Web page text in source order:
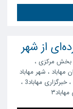
از شهر
بخش مرکزی ،
مهاباد ، شهر مهاباد
، خبرگزاری مهاباد3 ،